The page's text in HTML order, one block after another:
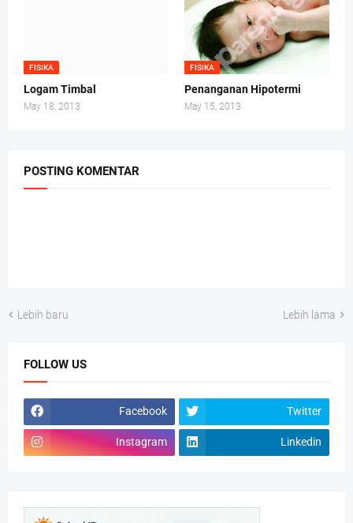
FISIKA
Logam Timbal
May 18, 2013
FISIKA
Penanganan Hipotermi
May 15, 2013
POSTING KOMENTAR
Lebih baru Lebih lama
FOLLOW US
Facebook Twitter
Instagram Linkedin